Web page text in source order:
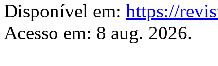
Disponível em: https://
Acesso em: 8 aug. 2026.